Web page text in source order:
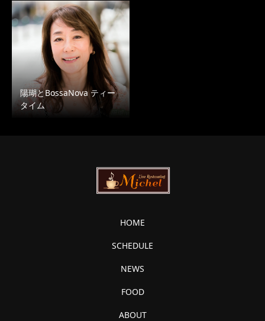
陽瑚とBossaNova ティー
タイム
HOME
SCHEDULE
NEWS
FOOD
ABOUT